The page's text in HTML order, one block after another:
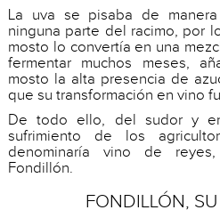
La uva se pisaba de
ninguna parte del racimo, por
mosto lo convertía en una
fermentar muchos meses,
mosto la alta presencia de
que su transformación en vino
De todo ello, del sudor y
sufrimiento de los
denominaría vino de
Fondillón.
FONDILLÓN,